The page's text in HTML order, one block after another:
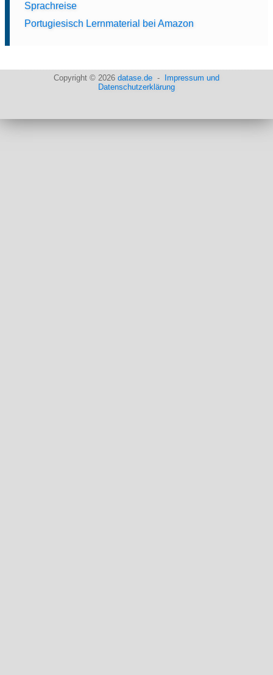
Sprachreise
Portugiesisch Lernmaterial bei Amazon
Copyright © 2026 datase.de -
Impressum und
Datenschutzerklärung